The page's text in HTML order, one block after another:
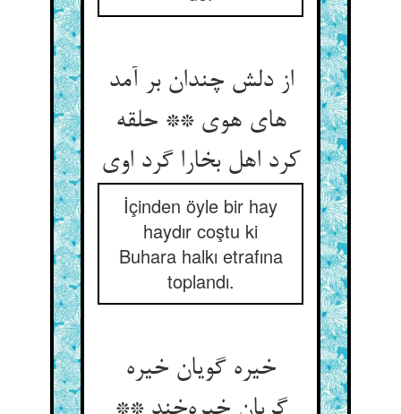
از دلش چندان بر آمد
های هوی ** حلقه
کرد اهل بخارا گرد اوی
İçinden öyle bir hay
haydır coştu ki
Buhara halkı etrafına
toplandı.
خیره گویان خیره